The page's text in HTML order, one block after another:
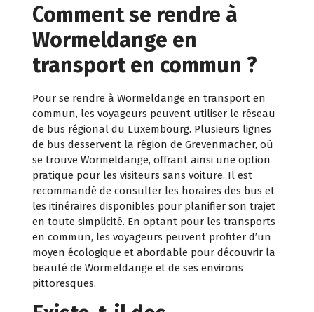
Comment se rendre à
Wormeldange en
transport en commun ?
Pour se rendre à Wormeldange en transport en
commun, les voyageurs peuvent utiliser le réseau
de bus régional du Luxembourg. Plusieurs lignes
de bus desservent la région de Grevenmacher, où
se trouve Wormeldange, offrant ainsi une option
pratique pour les visiteurs sans voiture. Il est
recommandé de consulter les horaires des bus et
les itinéraires disponibles pour planifier son trajet
en toute simplicité. En optant pour les transports
en commun, les voyageurs peuvent profiter d’un
moyen écologique et abordable pour découvrir la
beauté de Wormeldange et de ses environs
pittoresques.